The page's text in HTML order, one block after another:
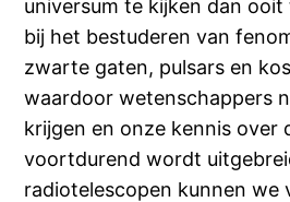
universum te kijken dan
bij het bestuderen van
zwarte gaten, pulsars en
waardoor wetenschappers
krijgen en onze kennis over
voortdurend wordt
radiotelescopen kunnen we